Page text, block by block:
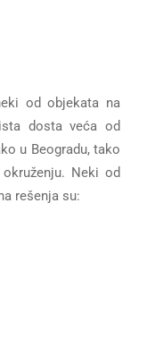
od objekata na
dosta veća od
u Beogradu, tako
Neki od
rešenja su: